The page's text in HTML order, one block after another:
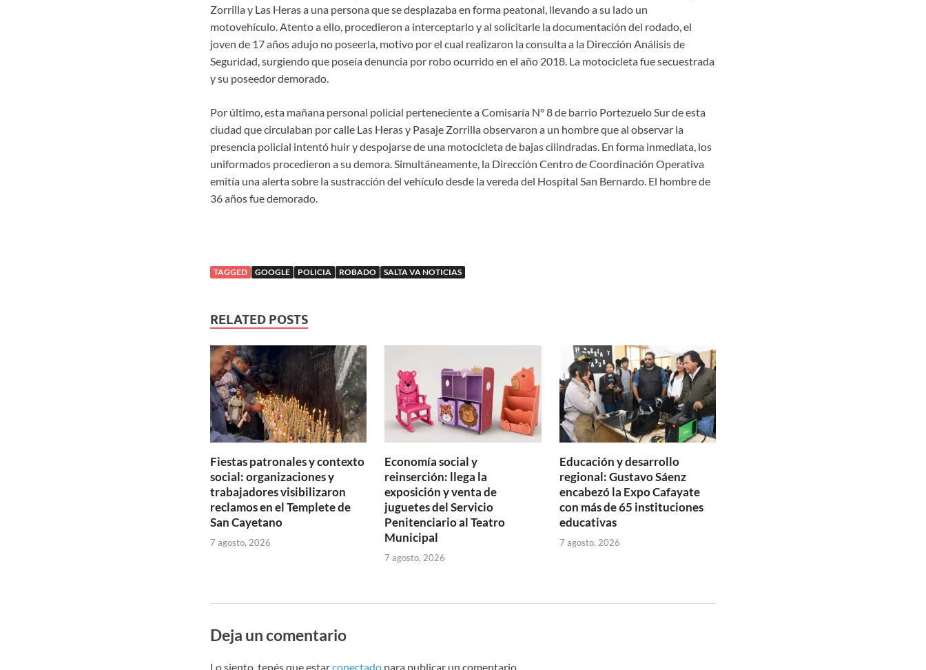
Zorrilla y Las Heras a una persona que se desplazaba en forma peatonal, llevando a su lado un
motovehículo. Atento a ello, procedieron a interceptarlo y al solicitarle la documentación del rodado, el
joven de 17 años adujo no poseerla, motivo por el cual realizaron la consulta a la Dirección Análisis de
Seguridad, surgiendo que poseía denuncia por robo ocurrido en el año 2018. La motocicleta fue secuestrada
y su poseedor demorado.
Por último, esta mañana personal policial perteneciente a Comisaría N° 8 de barrio Portezuelo Sur de esta
ciudad que circulaban por calle Las Heras y Pasaje Zorrilla observaron a un hombre que al observar la
presencia policial intentó huir y despojarse de una motocicleta de bajas cilindradas. En forma inmediata, los
uniformados procedieron a su demora. Simultáneamente, la Dirección Centro de Coordinación Operativa
emitía una alerta sobre la sustracción del vehículo desde la vereda del Hospital San Bernardo. El hombre de
36 años fue demorado.
TAGGED GOOGLE POLICIA ROBADO SALTA VA NOTICIAS
RELATED POSTS
Fiestas patronales y contexto
social: organizaciones y
trabajadores visibilizaron
reclamos en el Templete de
San Cayetano
7 agosto, 2026
Economía social y
reinserción: llega la
exposición y venta de
juguetes del Servicio
Penitenciario al Teatro
Municipal
7 agosto, 2026
Educación y desarrollo
regional: Gustavo Sáenz
encabezó la Expo Cafayate
con más de 65 instituciones
educativas
7 agosto, 2026
Deja un comentario
Lo siento, tenés que estarconectadopara publicar un comentario.